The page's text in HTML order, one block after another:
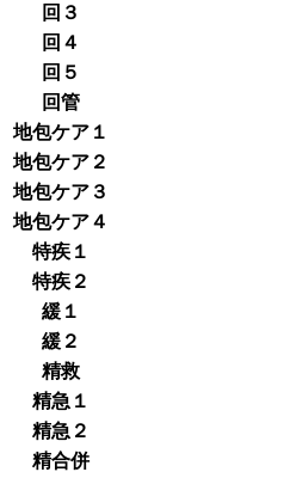
回３
回４
回５
回管
地包ケア１
地包ケア２
地包ケア３
地包ケア４
特疾１
特疾２
緩１
緩２
精救
精急１
精急２
精合併